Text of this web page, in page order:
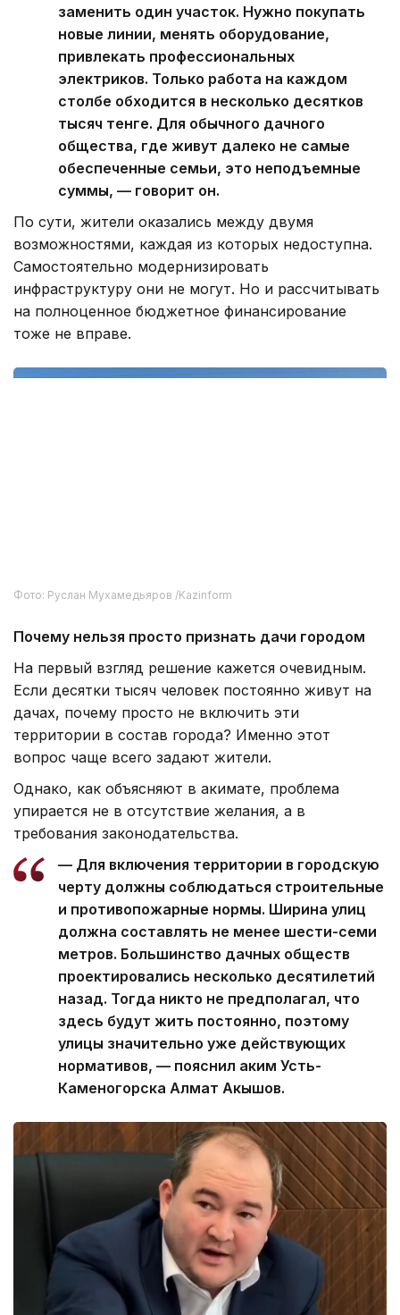
заменить один участок. Нужно покупать
новые линии, менять оборудование,
привлекать профессиональных
электриков. Только работа на каждом
столбе обходится в несколько десятков
тысяч тенге. Для обычного дачного
общества, где живут далеко не самые
обеспеченные семьи, это неподъемные
суммы, — говорит он.
По сути, жители оказались между двумя
возможностями, каждая из которых недоступна.
Самостоятельно модернизировать
инфраструктуру они не могут. Но и рассчитывать
на полноценное бюджетное финансирование
тоже не вправе.
Фото: Руслан Мухамедьяров /Kazinform
Почему нельзя просто признать дачи городом
На первый взгляд решение кажется очевидным.
Если десятки тысяч человек постоянно живут на
дачах, почему просто не включить эти
территории в состав города? Именно этот
вопрос чаще всего задают жители.
Однако, как объясняют в акимате, проблема
упирается не в отсутствие желания, а в
требования законодательства.
— Для включения территории в городскую
черту должны соблюдаться строительные
и противопожарные нормы. Ширина улиц
должна составлять не менее шести-семи
метров. Большинство дачных обществ
проектировались несколько десятилетий
назад. Тогда никто не предполагал, что
здесь будут жить постоянно, поэтому
улицы значительно уже действующих
нормативов, — пояснил аким Усть-
Каменогорска Алмат Акышов.